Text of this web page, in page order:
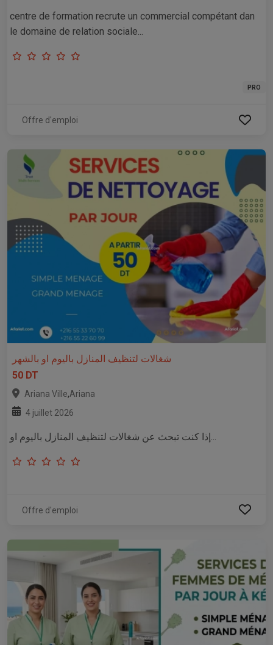
centre de formation recrute un commercial compétant dan
le domaine de relation sociale...
PRO
Offre d'emploi
شغالات لتنظيف المنازل باليوم او بالشهر
50 DT
Ariana Ville,Ariana
4 juillet 2026
إذا كنت تبحث عن شغالات لتنظيف المنازل باليوم او...
Offre d'emploi